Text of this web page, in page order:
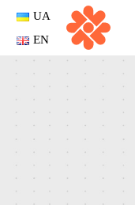
UA
EN